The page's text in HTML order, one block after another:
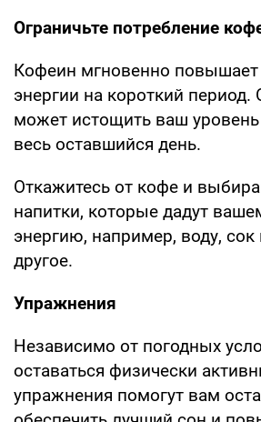
Ограничьте потребление
Кофеин мгновенно повышает
энергии на короткий период.
может истощить ваш уровень
весь оставшийся день.
Откажитесь от кофе и
напитки, которые дадут
энергию, например, воду, сок
другое.
Упражнения
Независимо от погодных
оставаться физически
упражнения помогут вам